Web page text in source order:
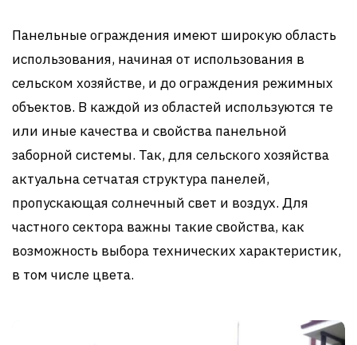
Панельные ограждения имеют широкую область
использования, начиная от использования в
сельском хозяйстве, и до ограждения режимных
объектов. В каждой из областей используются те
или иные качества и свойства панельной
заборной системы. Так, для сельского хозяйства
актуальна сетчатая структура панелей,
пропускающая солнечный свет и воздух. Для
частного сектора важны такие свойства, как
возможность выбора технических характеристик,
в том числе цвета.